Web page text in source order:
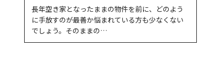
長年空き家となったままの物件を前に、どのよう
に手放すのが最善か悩まれている方も少なくない
でしょう。そのままの…